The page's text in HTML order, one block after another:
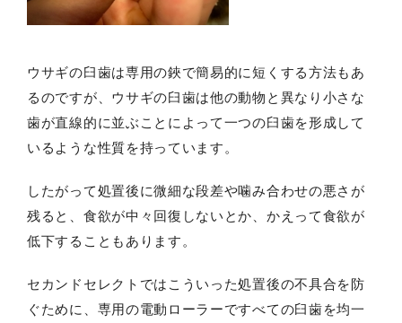
ウサギの臼歯は専用の鋏で簡易的に短くする方法もあ
るのですが、ウサギの臼歯は他の動物と異なり小さな
歯が直線的に並ぶことによって一つの臼歯を形成して
いるような性質を持っています。
したがって処置後に微細な段差や噛み合わせの悪さが
残ると、食欲が中々回復しないとか、かえって食欲が
低下することもあります。
セカンドセレクトではこういった処置後の不具合を防
ぐために、専用の電動ローラーですべての臼歯を均一